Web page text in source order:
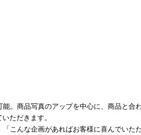
。商品写真のアップを中心に、商品と合
ただきます。
こんな企画があればお客様に喜んでいた